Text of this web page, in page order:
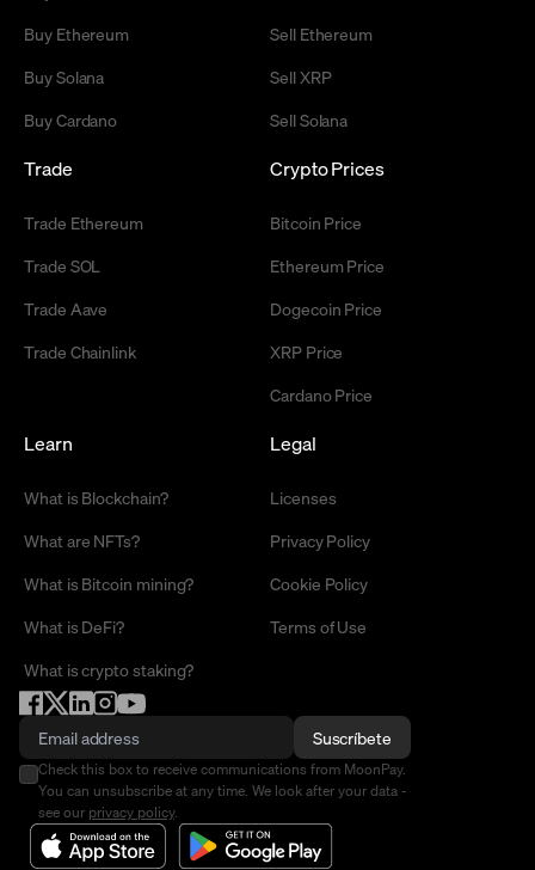
Buy Ethereum
Buy Solana
Buy Cardano
Sell Ethereum
Sell XRP
Sell Solana
Trade
Trade Ethereum
Trade SOL
Trade Aave
Trade Chainlink
Crypto Prices
Bitcoin Price
Ethereum Price
Dogecoin Price
XRP Price
Cardano Price
Learn
What is Blockchain?
What are NFTs?
What is Bitcoin mining?
What is DeFi?
What is crypto staking?
Legal
Licenses
Privacy Policy
Cookie Policy
Terms of Use
Suscríbete
Check this box to receive communications from MoonPay.
You can unsubscribe at any time. We look after your data -
see our privacy policy.